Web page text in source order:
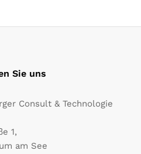
Sie uns
Consult & Technologie
1,
am See